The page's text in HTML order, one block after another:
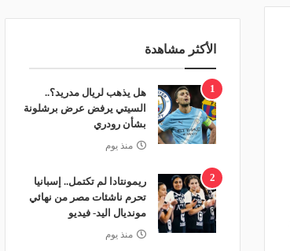
الأكثر مشاهدة
1
هل يذهب لريال مدريد؟..
السيتي يرفض عرض برشلونة
بشأن رودري
منذ يوم
2
ريمونتادا لم تكتمل.. إسبانيا
تحرم ناشئات مصر من نهائي
مونديال اليد- فيديو
منذ يوم